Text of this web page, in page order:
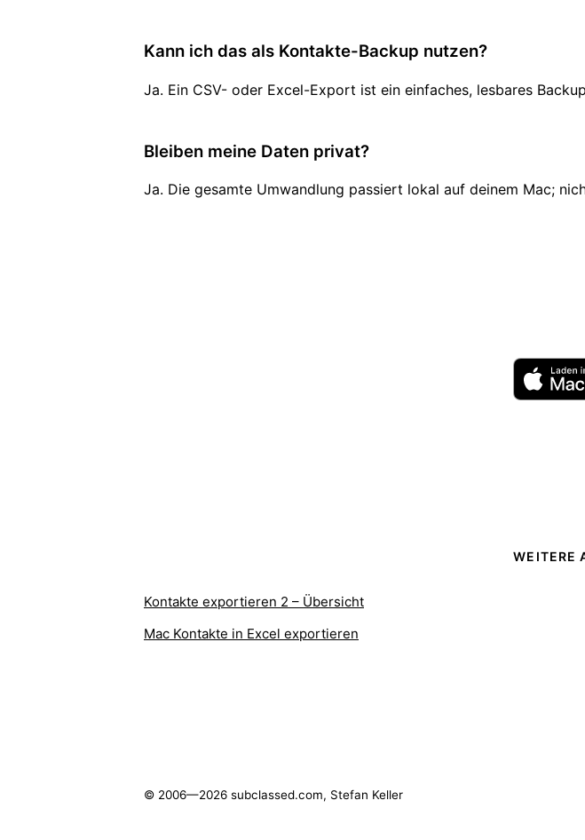
Kann ich das als Kontakte-Backup nutzen?
Ja. Ein CSV- oder Excel-Export ist ein einfaches, lesbares
Bleiben meine Daten privat?
Ja. Die gesamte Umwandlung passiert lokal auf deinem Mac;
WEITERE
Kontakte exportieren 2 – Übersicht
Mac Kontakte in Excel exportieren
© 2006—2026 subclassed.com, Stefan Keller